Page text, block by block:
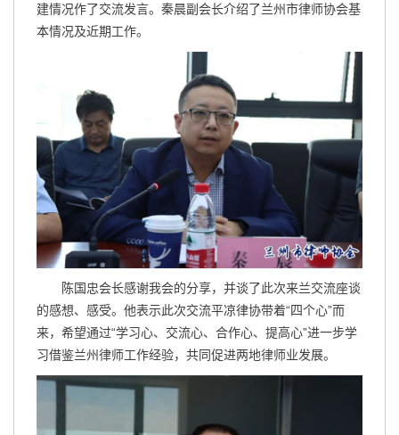
建情况作了交流发言。秦晨副会长介绍了兰州市律师协会基
本情况及近期工作。
陈国忠会长感谢我会的分享，并谈了此次来兰交流座谈
的感想、感受。他表示此次交流平凉律协带着“四个心”而
来，希望通过“学习心、交流心、合作心、提高心”进一步学
习借鉴兰州律师工作经验，共同促进两地律师业发展。